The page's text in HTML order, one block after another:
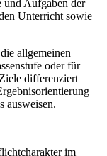
und Aufgaben der
Unterricht sowie
allgemeinen
oder für
differenziert
ausweisen.
im